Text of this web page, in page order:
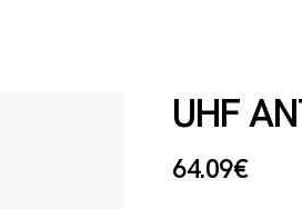
UHF
64.09€